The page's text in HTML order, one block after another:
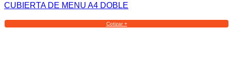
CUBIERTA DE MENU A4 DOBLE
Cotizar +